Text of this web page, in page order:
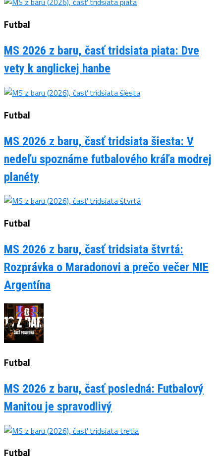
Futbal
MS 2026 z baru, časť tridsiata piata: Dve
vety k anglickej hanbe
Futbal
MS 2026 z baru, časť tridsiata šiesta: V
nedeľu spoznáme futbalového kráľa modrej
planéty
Futbal
MS 2026 z baru, časť tridsiata štvrtá:
Rozprávka o Maradonovi a prečo večer NIE
Argentína
Futbal
MS 2026 z baru, časť posledná: Futbalový
Manitou je spravodlivý
Futbal